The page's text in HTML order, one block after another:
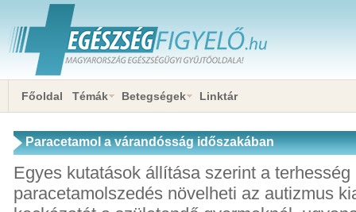
Főoldal Témák Betegségek Linktár
Paracetamol a várandósság időszakában
Egyes kutatások állítása szerint a terhesség
paracetamolszedés növelheti az autizmus